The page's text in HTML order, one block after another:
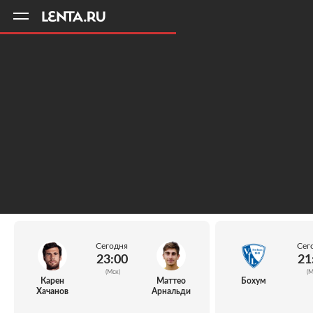
Карен
Хачанов
Сегодня
23:00
(Мск)
Маттео
Арнальди
Бохум